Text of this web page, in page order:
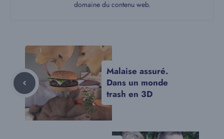
domaine du contenu web.
Malaise assuré.
Dans un monde
trash en 3D